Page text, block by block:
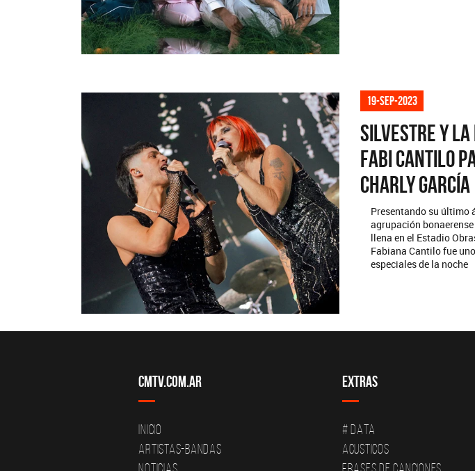
19-sep-2023
Silvestre y La
Fabi Cantilo
Charly García
Presentando su último
agrupación
llena en el Estadio
Fabiana Cantilo fue
especiales de la noche
CMTV.com.ar
Inicio
Artistas-Bandas
Extras
# DATA
Acusticos